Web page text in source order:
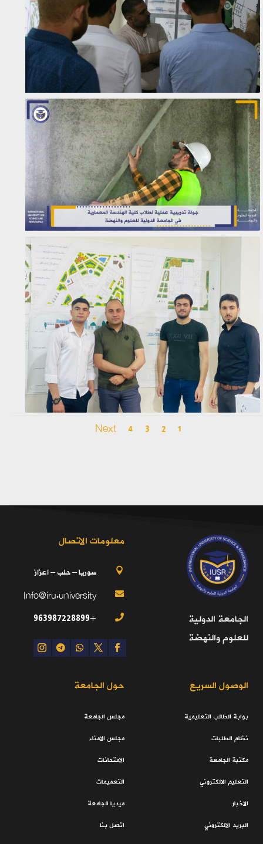
1
2
3
4
Next
الجامعة الدولية
للعلوم والنهضة
معلومات الاتصال
 سوريا – حلب – اعزاز

Info@iru.university

+963987228899
الوصول السريع
بوابة الطالب التعليمية
نظام الطلبات
مكتبة الجامعة
التعليم الالكتروني
الاخبار
البريد الالكتروني
حول الجامعة
مجلس الجامعة
مجلس الامناء
الامتحانات
التعميمات
ميديا الجامعة
اتصل بنا